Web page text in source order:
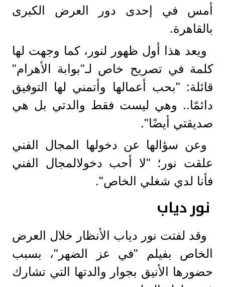
أمس في إحدى دور العرض الكبرى
بالقاهرة.
ويعد هذا أول ظهور لنور، كما وجهت لها
كلمة في تصريح خاص لـ"بوابة الأهرام"
قائلة: "بحب أعمالها وأتمني لها التوفيق
دائمًا.. وهي ليست فقط والدتي بل هي
صديقتي أيضًا".
وعن سؤالها عن دخولها المجال الفني
علقت نور؛ "لا أحب دخولالمجال الفني
فأنا لدي شغلي الخاص".
نور دياب
وقد لفتت نور دياب الأنظار خلال العرض
الخاص بفيلم "في عز الضهر"، بسبب
حضورها الأنيق بجوار والدتها التي تشارك